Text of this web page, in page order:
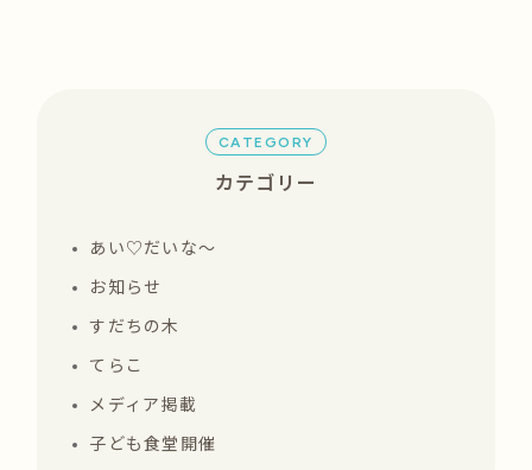
CATEGORY
カテゴリー
あい♡だいな〜
お知らせ
すだちの木
てらこ
メディア掲載
子ども食堂開催